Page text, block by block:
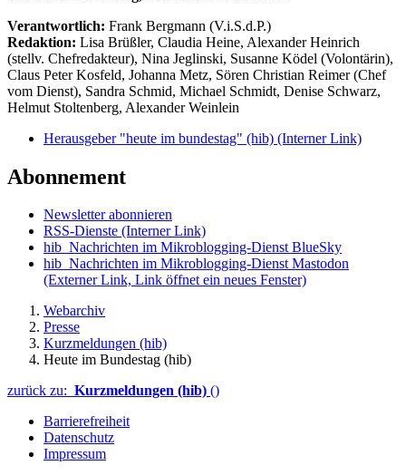
Verantwortlich: Frank Bergmann (V.i.S.d.P.)
Redaktion: Lisa Brüßler, Claudia Heine, Alexander Heinrich
(stellv. Chefredakteur), Nina Jeglinski, Susanne Ködel (Volontärin),
Claus Peter Kosfeld, Johanna Metz, Sören Christian Reimer (Chef
vom Dienst), Sandra Schmid, Michael Schmidt, Denise Schwarz,
Helmut Stoltenberg, Alexander Weinlein
Herausgeber "heute im bundestag" (hib) (Interner Link)
Abonnement
Newsletter abonnieren
RSS-Dienste (Interner Link)
hib_Nachrichten im Mikroblogging-Dienst BlueSky
hib_Nachrichten im Mikroblogging-Dienst Mastodon
(Externer Link, Link öffnet ein neues Fenster)
Webarchiv
Presse
Kurzmeldungen (hib)
Heute im Bundestag (hib)
zurück zu: Kurzmeldungen (hib) ()
Barrierefreiheit
Datenschutz
Impressum